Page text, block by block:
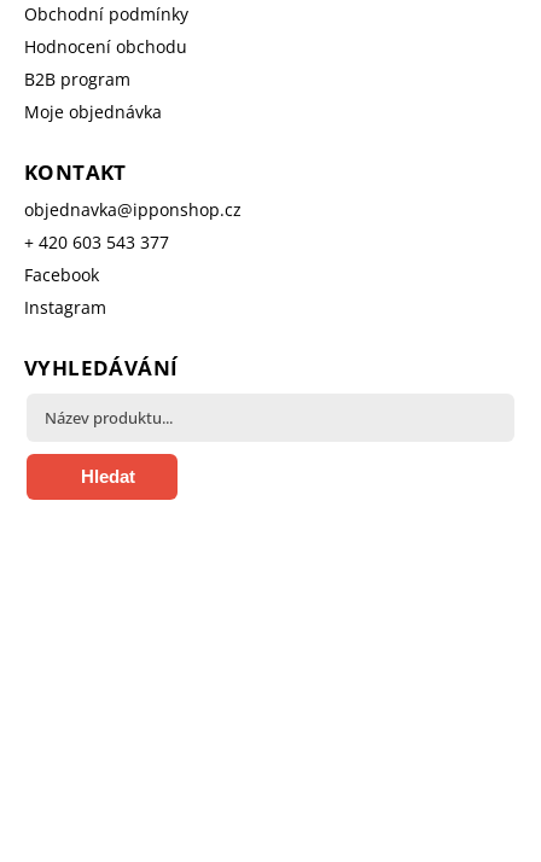
Obchodní podmínky
Hodnocení obchodu
B2B program
Moje objednávka
KONTAKT
objednavka@ipponshop.cz
+ 420 603 543 377
Facebook
Instagram
VYHLEDÁVÁNÍ
Hledat